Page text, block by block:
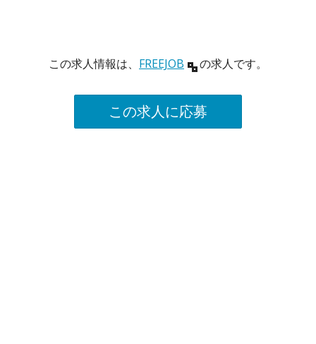
この求人情報は、 FREEJOB の求人です。
この求人に応募